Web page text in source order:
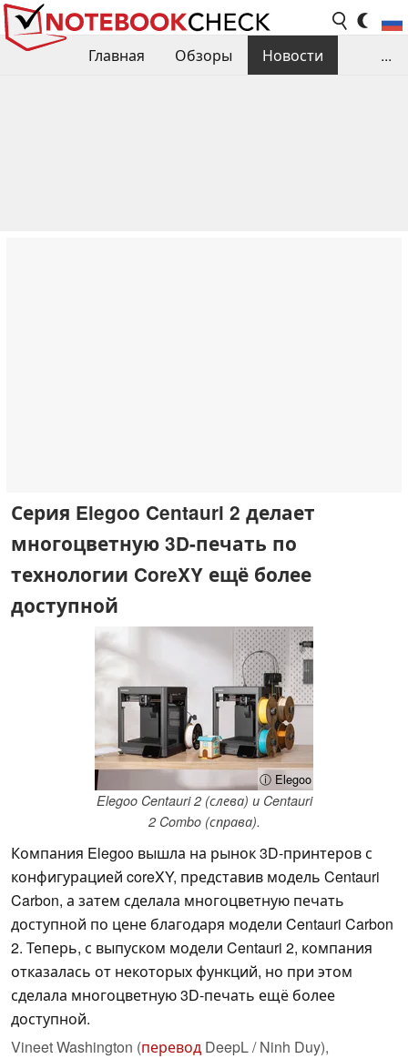
Главная Обзоры
Новости
...
Серия Elegoo Centauri 2 делает
многоцветную 3D-печать по
технологии CoreXY ещё более
доступной
ⓘ Elegoo
Elegoo Centauri 2 (слева) и Centauri
2 Combo (справа).
Компания Elegoo вышла на рынок 3D-принтеров с
конфигурацией coreXY, представив модель Centauri
Carbon, а затем сделала многоцветную печать
доступной по цене благодаря модели Centauri Carbon
2. Теперь, с выпуском модели Centauri 2, компания
отказалась от некоторых функций, но при этом
сделала многоцветную 3D-печать ещё более
доступной.
Vineet Washington (перевод DeepL / Ninh Duy),